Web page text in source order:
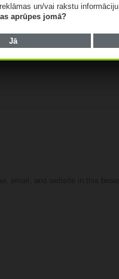
un/vai rakstu informāciju.
aprūpes jomā?
Jā